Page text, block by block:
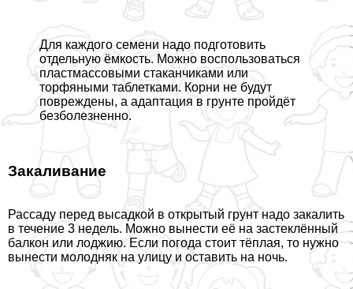
Для каждого семени надо подготовить
отдельную ёмкость. Можно воспользоваться
пластмассовыми стаканчиками или
торфяными таблетками. Корни не будут
повреждены, а адаптация в грунте пройдёт
безболезненно.
Закаливание
Рассаду перед высадкой в открытый грунт надо закалить
в течение 3 недель. Можно вынести её на застеклённый
балкон или лоджию. Если погода стоит тёплая, то нужно
вынести молодняк на улицу и оставить на ночь.